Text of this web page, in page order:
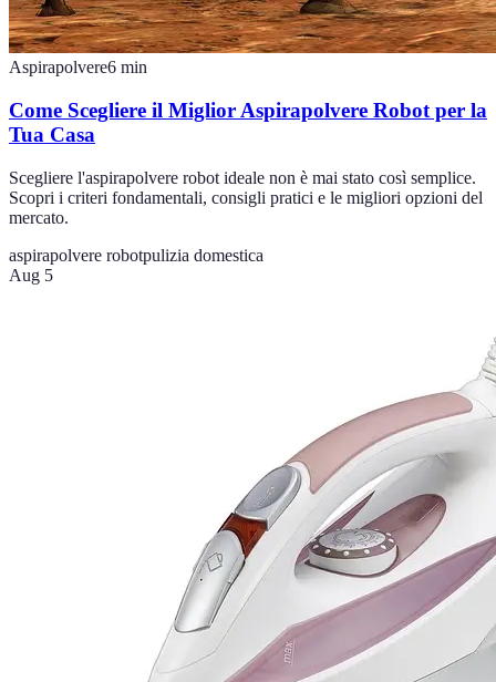
Aspirapolvere6 min
Come Scegliere il Miglior Aspirapolvere Robot per la
Tua Casa
Scegliere l'aspirapolvere robot ideale non è mai stato così semplice.
Scopri i criteri fondamentali, consigli pratici e le migliori opzioni del
mercato.
aspirapolvere robotpulizia domestica
Aug 5